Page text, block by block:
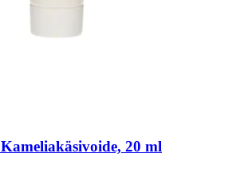
Kameliakäsivoide, 20 ml